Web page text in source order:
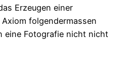
Erzeugen einer
folgendermassen
eine Fotografie nicht nicht